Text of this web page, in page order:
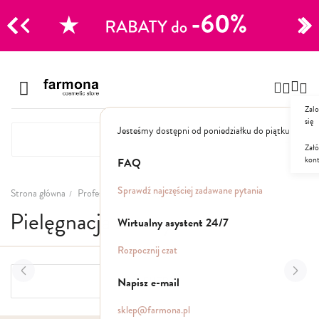
treści
Jesteśmy dostępni od poniedziałku do piątku:
FAQ
Sprawdź najczęściej zadawane pytania
Wirtualny asystent 24/7
Rozpocznij czat
Napisz e-mail
sklep@farmona.pl
się
Szampony
Odżywki, maski, serum
Peelingi do skóry głowy
Kuracje i wcierki
Strona główna Profesjonalne Pielęgnacja twarzy
Pielęgnacja twarzy
FILTRY